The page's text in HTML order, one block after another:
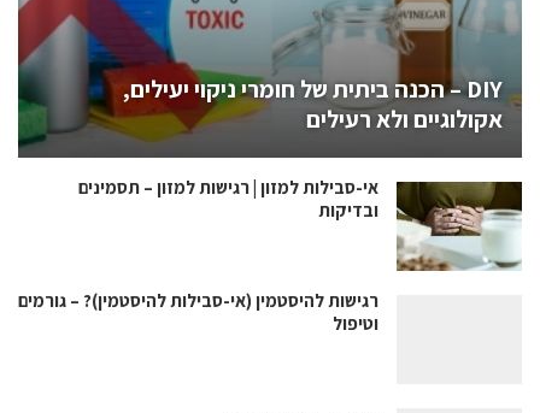
DIY – הכנה ביתית של חומרי ניקוי יעילים,
אקולוגיים ולא רעילים
אי-סבילות למזון | רגישות למזון – תסמינים
ובדיקות
רגישות להיסטמין (אי-סבילות להיסטמין)? – גורמים
וטיפול